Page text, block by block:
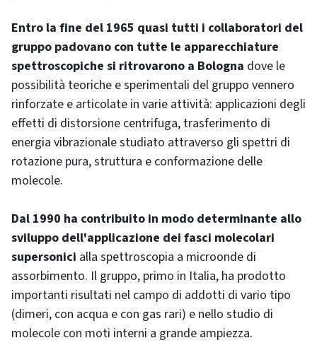
Entro la fine del 1965 quasi tutti i collaboratori del
gruppo padovano con tutte le apparecchiature
spettroscopiche si ritrovarono a Bologna dove le
possibilità teoriche e sperimentali del gruppo vennero
rinforzate e articolate in varie attività: applicazioni degli
effetti di distorsione centrifuga, trasferimento di
energia vibrazionale studiato attraverso gli spettri di
rotazione pura, struttura e conformazione delle
molecole.
Dal 1990 ha contribuito in modo determinante allo
sviluppo dell'applicazione dei fasci molecolari
supersonici alla spettroscopia a microonde di
assorbimento. Il gruppo, primo in Italia, ha prodotto
importanti risultati nel campo di addotti di vario tipo
(dimeri, con acqua e con gas rari) e nello studio di
molecole con moti interni a grande ampiezza.